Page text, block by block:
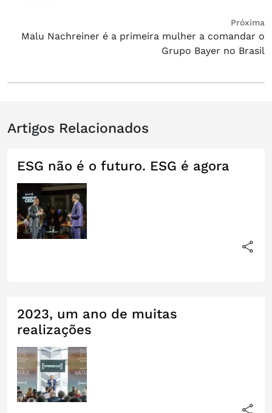
Próxima
post:Malu Nachreiner é a primeira mulher a comandar o
Grupo Bayer no Brasil
Artigos Relacionados
ESG não é o futuro. ESG é agora
2023, um ano de muitas
realizações